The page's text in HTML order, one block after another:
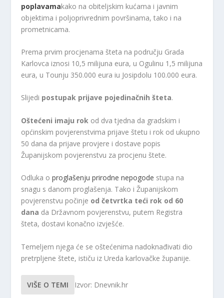
poplavamakako na obiteljskim kućama i javnim
objektima i poljoprivrednim površinama, tako i na
prometnicama.
Prema prvim procjenama šteta na području Grada
Karlovca iznosi 10,5 milijuna eura, u Ogulinu 1,5 milijuna
eura, u Tounju 350.000 eura iu Josipdolu 100.000 eura.
Slijedi postupak prijave pojedinačnih šteta.
Oštećeni imaju rok od dva tjedna da gradskim i
općinskim povjerenstvima prijave štetu i rok od ukupno
50 dana da prijave provjere i dostave popis
Županijskom povjerenstvu za procjenu štete.
Odluka oproglašenju prirodne nepogode stupa na
snagu s danom proglašenja. Tako i Županijskom
povjerenstvu počinje od četvrtka teći rok od 60
dana da Državnom povjerenstvu, putem Registra
šteta, dostavi konačno izvješće.
Temeljem njega će se oštećenima nadoknađivati ​​dio
pretrpljene štete, ističu iz Ureda karlovačke županije.
VIŠE O TEMI Izvor: Dnevnik.hr